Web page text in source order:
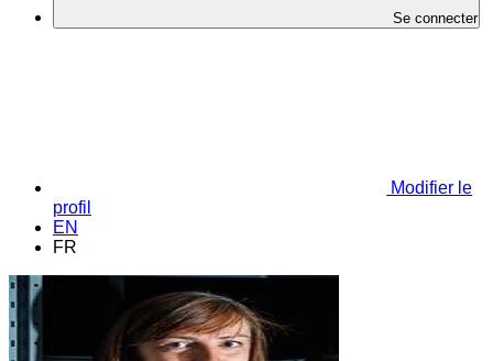
Se connecter
Modifier le
profil
EN
FR